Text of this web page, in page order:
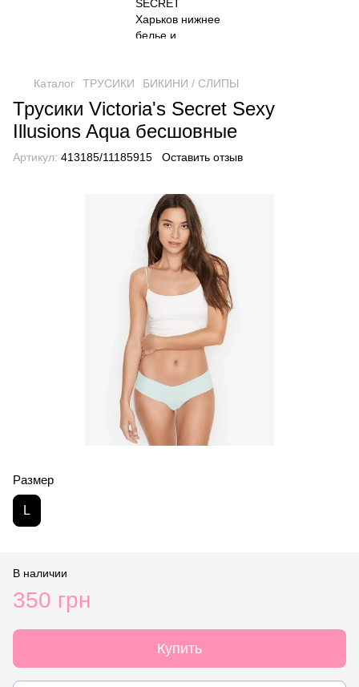
Каталог ТРУСИКИ БИКИНИ / СЛИПЫ
Трусики Victoria's Secret Sexy
Illusions Aqua бесшовные
Артикул: 413185/11185915 Оставить отзыв
Размер
L
В наличии
350 грн
Купить